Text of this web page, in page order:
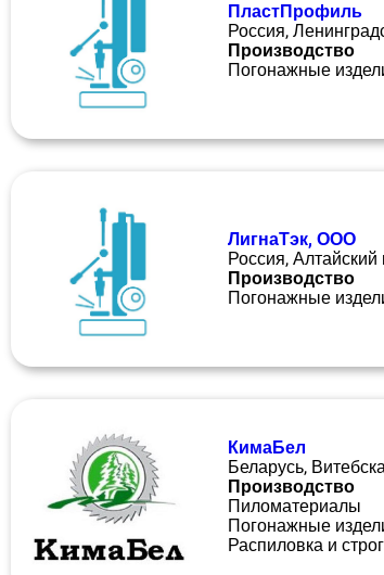
ПластПрофиль
Россия,
Производство
Погонажные
ЛигнаТэк, ООО
Россия, Алтайский
Производство
Погонажные
КимаБел
Беларусь,
Производство
Пиломатериалы
Погонажные
Распиловка и